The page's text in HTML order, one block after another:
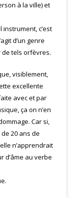
à la ville) et
c’est
d’un genre
de tels orfèvres.
visiblement,
excellente
avec et par
ça on n’en
Car si,
20 ans de
n’apprendrait
d’âme au verbe